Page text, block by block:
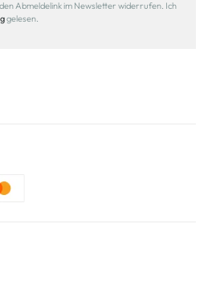
Abmeldelink im Newsletter widerrufen. Ich
gelesen.